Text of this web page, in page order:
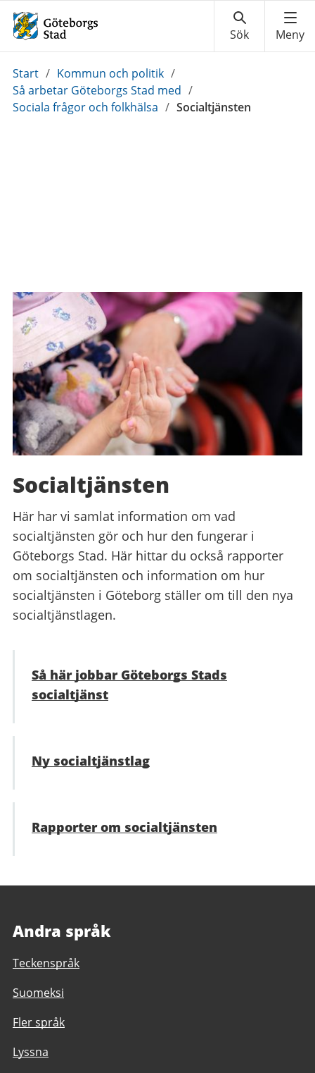
Du
är
här:
Start / Kommun och politik /
Så arbetar Göteborgs Stad med /
Sociala frågor och folkhälsa / Socialtjänsten
Socialtjänsten
Här har vi samlat information om vad
socialtjänsten gör och hur den fungerar i
Göteborgs Stad. Här hittar du också rapporter
om socialtjänsten och information om hur
socialtjänsten i Göteborg ställer om till den nya
socialtjänstlagen.
Så här jobbar Göteborgs Stads
socialtjänst
Ny socialtjänstlag
Rapporter om socialtjänsten
Andra språk
Teckenspråk
Suomeksi
Fler språk
Lyssna